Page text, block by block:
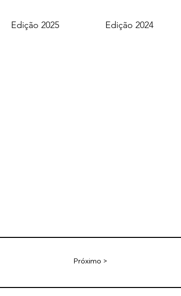
Edição 2025 Edição 2024
Próximo >